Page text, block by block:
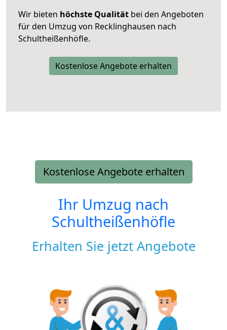
Wir bieten höchste Qualität bei den Angeboten
für den Umzug von Recklinghausen nach
Schultheißenhöfle.
Kostenlose Angebote erhalten
Kostenlose Angebote erhalten
Ihr Umzug nach
Schultheißenhöfle
Erhalten Sie jetzt Angebote